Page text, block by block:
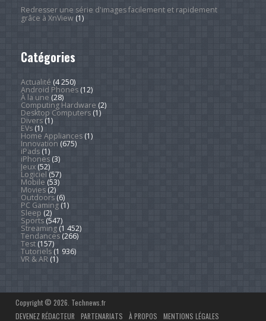
Redresser une série d'images facilement et rapidement
grâce à XnView(1)
Catégories
Actualité (4 250)
Android Phones(12)
À la une (28)
Computing Hardware (2)
Desktop Computers(1)
Divers(1)
EVs(1)
Home Appliances(1)
Innovation (675)
iPads(1)
iPhones(3)
Jeux(52)
Logiciel (57)
Mobile (53)
Movies(2)
Outdoors(6)
PC Gaming(1)
Sleep (2)
Sports(547)
Streaming(1 452)
Tendances(266)
Test(157)
Tutoriels(1 936)
VR & AR(1)
Copyright © 2026. Technews.fr
DEVENEZ RÉDACTEUR
PARTENARIATS À PROPOS MENTIONS LÉGALES